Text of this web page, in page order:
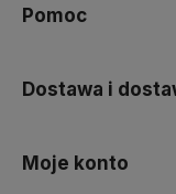
Pomoc
Dostawa i
Moje konto